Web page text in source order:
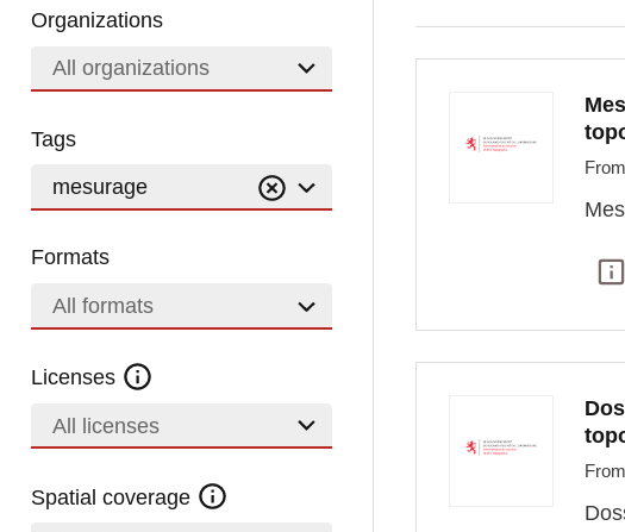
Organizations
All organizations
Tags
mesurage
Formats
All formats
Licenses
All licenses
Spatial coverage